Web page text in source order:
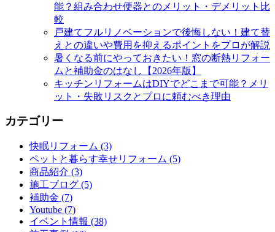
能？組み合わせ便器とのメリット・デメリット比
較
戸建てフルリノベーションで後悔しない！建て替
えとの違いや費用を抑えるポイントをプロが解説
暑くなる前にやっておきたい！窓の断熱リフォー
ムと補助金のはなし【2026年版】
キッチンリフォームはDIYでどこまで可能？メリ
ット・失敗リスクとプロに頼むべき理由
カテゴリー
快眠リフォーム (3)
ペットと暮らす幸せリフォーム (5)
商品紹介 (3)
施工ブログ (5)
補助金 (7)
Youtube (7)
イベント情報 (38)